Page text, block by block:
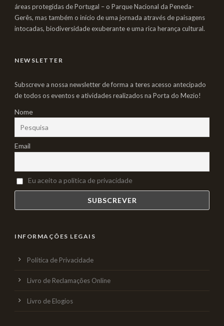
áreas protegidas de Portugal – o Parque Nacional da Peneda-
Gerês, mas também o início de uma jornada através de paisagens
intocadas, biodiversidade exuberante e uma rica herança cultural.
NEWSLETTER
Subscreve a nossa newsletter de forma a teres acesso antecipado
de todos os eventos e atividades realizados na Porta do Mezio!
Nome
Email
Eu aceito a politica de privacidade
INFORMAÇÕES LEGAIS
Política de Privacidade
Livro de Reclamações Online
Livro de Elogios